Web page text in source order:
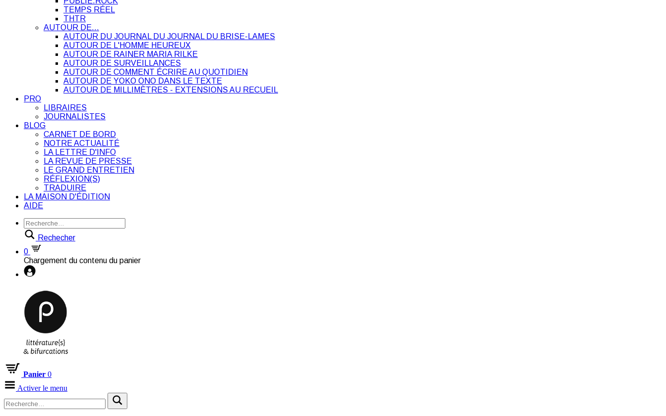
TEMPS RÉEL
THTR
AUTOUR DE…
AUTOUR DU JOURNAL DU JOURNAL DU BRISE-LAMES
AUTOUR DE L'HOMME HEUREUX
AUTOUR DE RAINER MARIA RILKE
AUTOUR DE SURVEILLANCES
AUTOUR DE COMMENT ÉCRIRE AU QUOTIDIEN
AUTOUR DE YOKO ONO DANS LE TEXTE
AUTOUR DE MILLIMÈTRES - EXTENSIONS AU RECUEIL
PRO
LIBRAIRES
JOURNALISTES
BLOG
CARNET DE BORD
NOTRE ACTUALITÉ
LA LETTRE D'INFO
LA REVUE DE PRESSE
LE GRAND ENTRETIEN
RÉFLEXION(S)
TRADUIRE
LA MAISON D'ÉDITION
AIDE
Rechecher
0
Chargement du contenu du panier
Panier 0
Activer le menu